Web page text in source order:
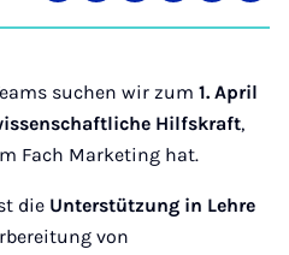
on
auf auf auf über
Mail
suchen wir zum 1. April
Hilfskraft,
Fach Marketing hat.
die Unterstützung in Lehre
von